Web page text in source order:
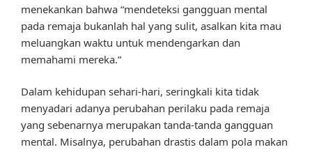
menekankan bahwa “mendeteksi gangguan mental
pada remaja bukanlah hal yang sulit, asalkan kita mau
meluangkan waktu untuk mendengarkan dan
memahami mereka.”
Dalam kehidupan sehari-hari, seringkali kita tidak
menyadari adanya perubahan perilaku pada remaja
yang sebenarnya merupakan tanda-tanda gangguan
mental. Misalnya, perubahan drastis dalam pola makan